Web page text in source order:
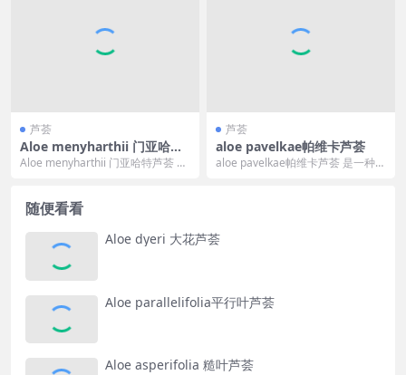
芦荟
Aloe menyharthii 门亚哈特
芦荟
Aloe menyharthii 门亚哈特芦荟 Al
芦荟
aloe pavelkae帕维卡芦荟
aloe pavelkae帕维卡芦荟 是一种稀
随便看看
Aloe dyeri 大花芦荟
Aloe parallelifolia平行叶芦荟
Aloe asperifolia 糙叶芦荟